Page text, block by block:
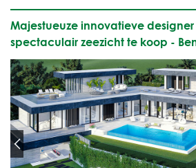
Majestueuze innovatieve
spectaculair zeezicht te koop -